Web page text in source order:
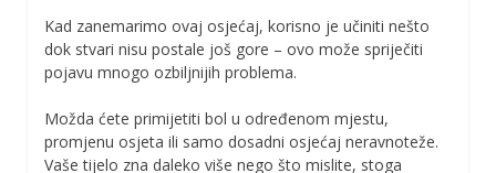
Kad zanemarimo ovaj osjećaj, korisno je učiniti nešto
dok stvari nisu postale još gore – ovo može spriječiti
pojavu mnogo ozbiljnijih problema.
Možda ćete primijetiti bol u određenom mjestu,
promjenu osjeta ili samo dosadni osjećaj neravnoteže.
Vaše tijelo zna daleko više nego što mislite, stoga